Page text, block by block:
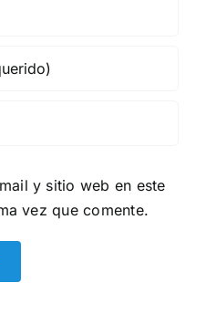
y sitio web en este
vez que comente.